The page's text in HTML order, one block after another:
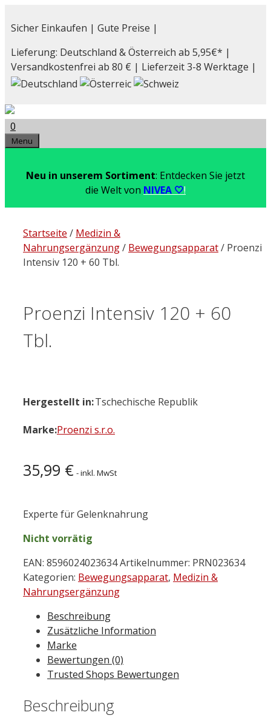
Inhalt
Sicher Einkaufen | Gute Preise |
Lieferung: Deutschland & Österreich ab 5,95€* |
Versandkostenfrei ab 80 € | Lieferzeit 3-8 Werktage |
0
Menu
Neu in unserem Sortiment: Entdecken Sie jetzt
die Welt von NIVEA 🤍!
Startseite / Medizin &
Nahrungsergänzung/ Bewegungsapparat/ Proenzi
Intensiv 120 + 60 Tbl.
Proenzi Intensiv 120 + 60
Tbl.
Hergestellt in:Tschechische Republik
Marke:Proenzi s.r.o.
35,99 € - inkl. MwSt
Experte für Gelenknahrung
Nicht vorrätig
EAN: 8596024023634Artikelnummer: PRN023634
Kategorien: Bewegungsapparat, Medizin &
Nahrungsergänzung
Beschreibung
Zusätzliche Information
Marke
Bewertungen (0)
Trusted Shops Bewertungen
Beschreibung